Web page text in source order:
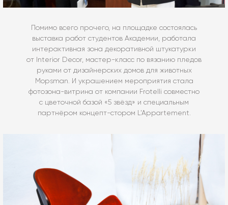
Помимо всего прочего, на площадке состоялась
выставка работ студентов Академии, работала
интерактивная зона декоративной штукатурки
от Interior Decor, мастер-класс по вязанию пледов
руками от дизайнерских домов для животных
Mopsman. И украшением мероприятия стала
фотозона-витрина от компании Frotelli совместно
с цветочной базой «5 звёзд» и специальным
партнёром концепт-стором L’Appartement.